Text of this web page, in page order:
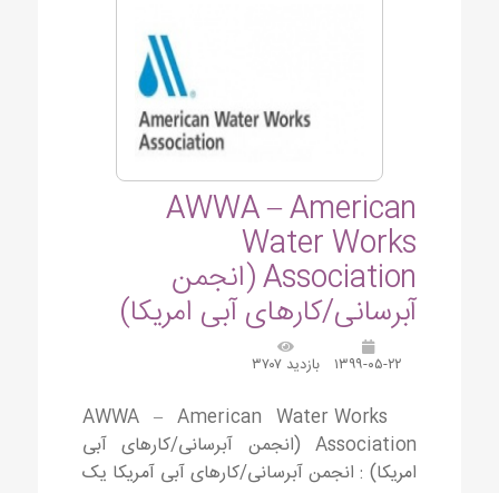
AWWA – American
Water Works
Association (انجمن
آبرسانی/کارهای آبی امریکا)
۱۳۹۹-۰۵-۲۲ بازدید ۳۷۰۷
AWWA – American Water Works
Association (انجمن آبرسانی/کارهای آبی
امریکا) : انجمن آبرسانی/کارهای آبی آمریکا یک